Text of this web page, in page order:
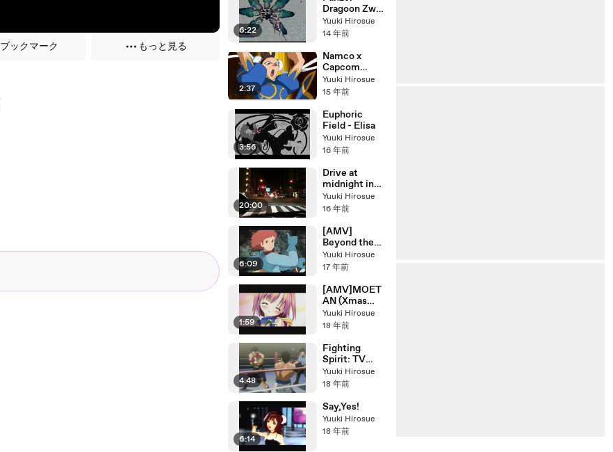
ブックマーク もっと見る
e.com
6:22
Dragoon Zwei
- Final boss
battle
Yuuki Hirosue
14 年前
2:37
Namco x
Capcom
Opening
Yuuki Hirosue
15 年前
3:56
Euphoric
Field - Elisa
Yuuki Hirosue
16 年前
20:00
Drive at
midnight in
Urban area,
Tokyo, Japan
Yuuki Hirosue
16 年前
6:09
[AMV]
Beyond the
Bounds -風の
境界‐[MAD]
Yuuki Hirosue
17 年前
1:59
[AMV]MOET
AN (Xmas
ver.)[MAD]
Yuuki Hirosue
18 年前
4:48
Fighting
Spirit: TV
Special
[Opening part
sub]
Yuuki Hirosue
18 年前
6:14
Say,Yes!
Yuuki Hirosue
18 年前